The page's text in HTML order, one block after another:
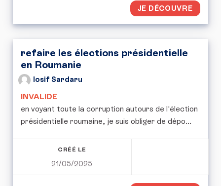
JE DÉCOUVRE
refaire les élections présidentielle
en Roumanie
Iosif Sardaru
INVALIDE
en voyant toute la corruption autours de l'élection
présidentielle roumaine, je suis obliger de dépo...
CRÉÉ LE
21/05/2025